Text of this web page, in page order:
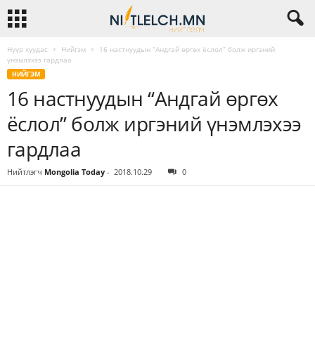
Нүүр хуудас Нийгэм
16 настнуудын “Андгай өргөх ёслол” болж иргэний
үнэмлэхээ гардлаа
НИЙГЭМ
16 настнуудын “Андгай өргөх
ёслол” болж иргэний үнэмлэхээ
гардлаа
Нийтлэгч Mongolia Today - 2018.10.29 0